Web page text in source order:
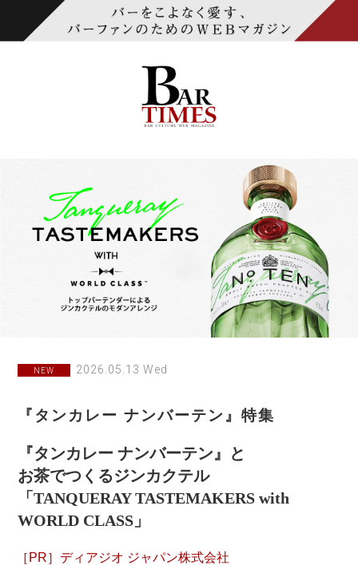
NEW 2026.05.13 Wed
『タンカレー ナンバーテン』特集
『タンカレー ナンバーテン』と
お茶でつくるジンカクテル
「TANQUERAY TASTEMAKERS with
WORLD CLASS」
［PR］ディアジオ ジャパン株式会社